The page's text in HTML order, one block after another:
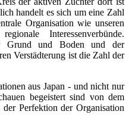
handelt es sich um eine Zahl
Organisation wie unseren
Interessenverbünde.
Grund und Boden und der
Verstädterung ist die Zahl der
aus Japan - und nicht nur
begeistert sind von dem
Perfektion der Organisation